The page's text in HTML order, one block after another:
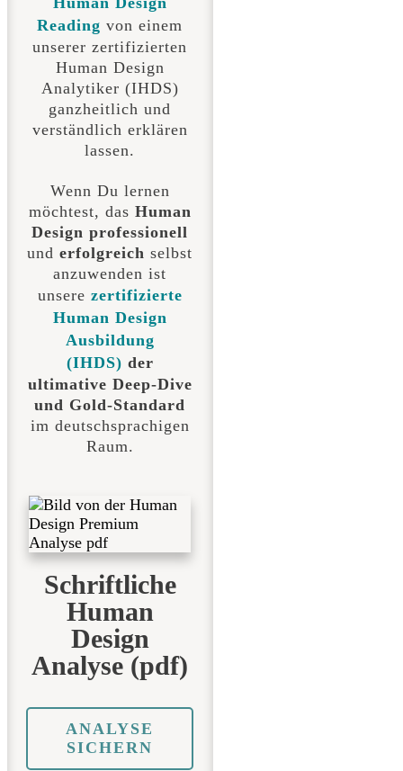
Reading von einem
unserer zertifizierten
Human Design
Analytiker (IHDS)
ganzheitlich und
verständlich erklären
lassen.
Wenn Du lernen
möchtest, das Human
Design professionell
underfolgreich selbst
anzuwenden ist
unsere zertifizierte
Human Design
Ausbildung
(IHDS) der
ultimative Deep-Dive
und Gold-Standard
im deutschsprachigen
Raum.
Schriftliche
Human
Design
Analyse (pdf)
ANALYSE
SICHERN